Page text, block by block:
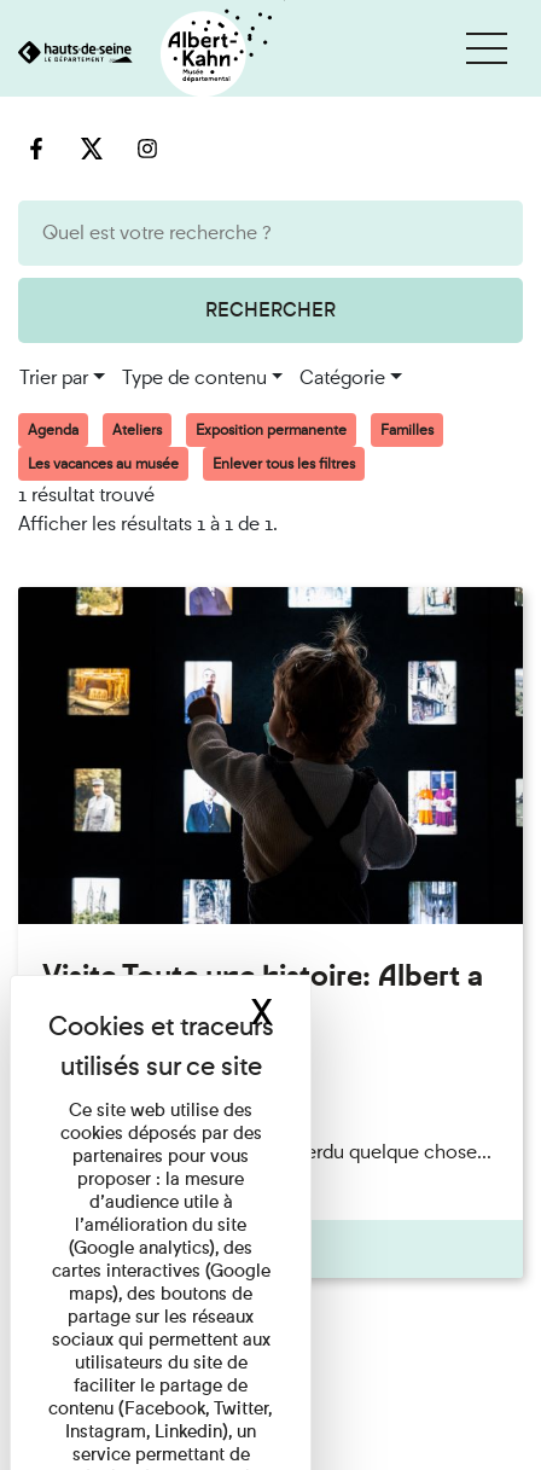
au
RECHERCHER
Trier par Type de contenu Catégorie
Agenda Ateliers Exposition permanente
Familles
Les vacances au musée
Enlever tous les filtres
1 résultat trouvé
Afficher les résultats 1 à 1 de 1.
Visite Toute une histoire: Albert a
perdu son chapeau!
Exposition permanente
Du 15/08/2026 au 15/08/2026
Il semblerait qu’Albert Kahn a perdu quelque chose...
Accompagnés d’une ...
Agenda
Cookies et traceurs utilisés sur ce site
Ce site web utilise des
cookies déposés par des
partenaires pour vous
proposer : la mesure
d’audience utile à
l’amélioration du site
(Google analytics), des
cartes interactives (Google
maps), des boutons de
partage sur les réseaux
sociaux qui permettent aux
utilisateurs du site de
faciliter le partage de
contenu (Facebook, Twitter,
Instagram, Linkedin), un
service permettant de
XMasquer le